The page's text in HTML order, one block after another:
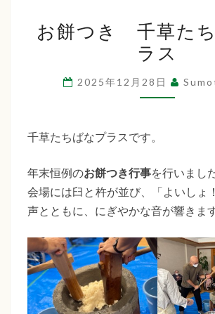
法
人
洲
ち
ば
な
福
祉
会
餅
つ
千
ば
な
プ
ス
お餅つき 千草た
ラス
2025年12月28日
千草たちばなプラスです。
年末恒例のお餅つき行事を行いまし
会場には臼と杵が並び、「よいしょ
声とともに、にぎやかな音が響きます